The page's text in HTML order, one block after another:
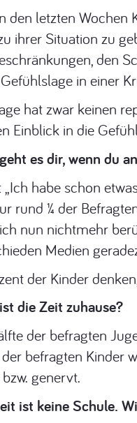
den letzten
ihrer Situation zu
den
in einer
hat zwar keinen
Einblick in die
es dir, wenn du
habe schon
rund ¼ der
nun nichtmehr
Medien
der Kinder
die Zeit zuhause?
der befragten
befragten Kinder
genervt.
ist keine Schule.